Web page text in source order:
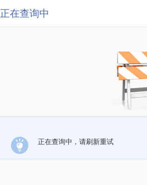
正在查询中
正在查询中，请刷新重试